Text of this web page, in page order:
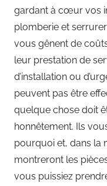
gardant à cœur vos
plomberie et
vous gênent de
leur prestation de
d’installation ou
peuvent pas être
quelque chose doit
honnêtement. Ils
pourquoi et, dans la
montreront les
vous puissiez